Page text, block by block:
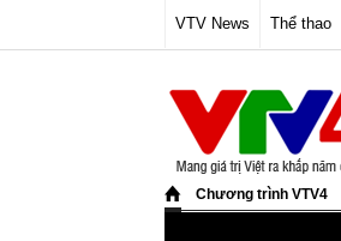
VTV News Thể thao
Chương trình VTV4